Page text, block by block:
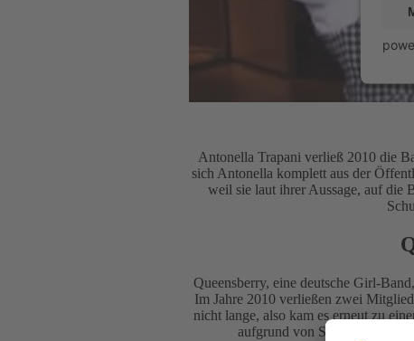
Antonella Trapani verließ 2010 die
sich Antonella komplett aus der
weil sie laut ihrer Aussage, auf die
Queensberry, eine deutsche Girl-
Im Jahre 2010 verließen zwei
nicht lange, also kam es erneut zu
aufgrund von Soloprojekten